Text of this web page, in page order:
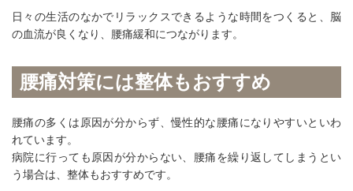
日々の生活のなかでリラックスできるような時間をつくると、脳
の血流が良くなり、腰痛緩和につながります。
腰痛対策には整体もおすすめ
腰痛の多くは原因が分からず、慢性的な腰痛になりやすいといわ
れています。
病院に行っても原因が分からない、腰痛を繰り返してしまうとい
う場合は、整体もおすすめです。